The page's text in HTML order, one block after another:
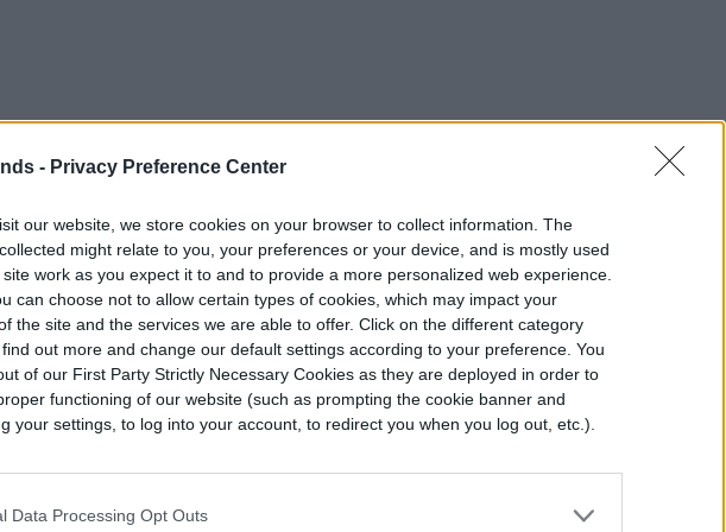
- Privacy Preference Center
our website, we store cookies on your browser to collect information. The
might relate to you, your preferences or your device, and is mostly used
work as you expect it to and to provide a more personalized web experience.
can choose not to allow certain types of cookies, which may impact your
the site and the services we are able to offer. Click on the different category
out more and change our default settings according to your preference. You
of our First Party Strictly Necessary Cookies as they are deployed in order to
functioning of our website (such as prompting the cookie banner and
your settings, to log into your account, to redirect you when you log out, etc.).
Data Processing Opt Outs
Hyundai Ioniq, que también tiene sus ediciones
eléctricas. El motor eléctrico del
de fuerza (hp) y un torque ​​de 291 libras/pie
un paquete de baterías de iones de litio de 64
utilizada por el Soul EV 2020, que
surcoreana ha estimado su rango